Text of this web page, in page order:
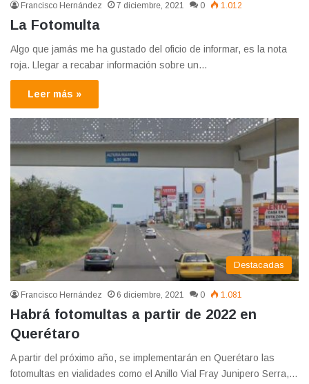
Francisco Hernández 7 diciembre, 2021 0 1.012
La Fotomulta
Algo que jamás me ha gustado del oficio de informar, es la nota
roja. Llegar a recabar información sobre un…
Leer más »
Destacadas
Francisco Hernández 6 diciembre, 2021 0 1.081
Habrá fotomultas a partir de 2022 en
Querétaro
A partir del próximo año, se implementarán en Querétaro las
fotomultas en vialidades como el Anillo Vial Fray Junipero Serra,…